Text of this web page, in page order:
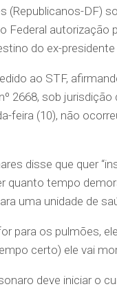
(Republicanos-DF)
Federal autorização
do ex-
ao STF,
2668, sob jurisdição
feira (10), não
disse que quer
quanto tempo
uma unidade de
para os pulmões,
certo) ele vai
deve iniciar o